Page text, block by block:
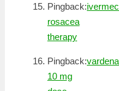
Pingback:
rosacea
therapy
Pingback:
10 mg